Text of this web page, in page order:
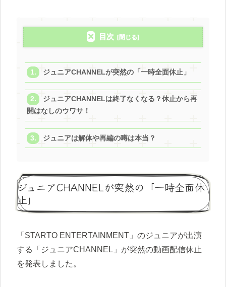
目次
ジュニアCHANNELが突然の「一時全面休止」
ジュニアCHANNELは終了なくなる？休止から再
開はなしのウワサ！
ジュニアは解体や再編の噂は本当？
ジュニアCHANNELが突然の「一時全面休
止」
「STARTO ENTERTAINMENT」のジュニアが出演
する「ジュニアCHANNEL」が突然の動画配信休止
を発表しました。